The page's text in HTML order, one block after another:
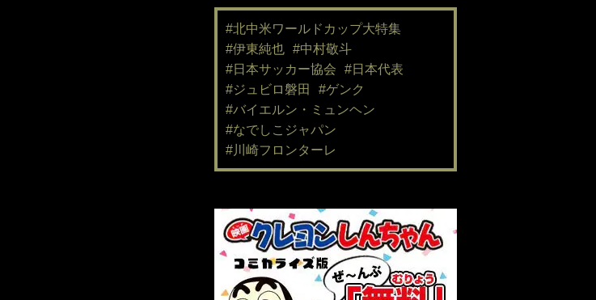
#北中米ワールドカップ大特集
#伊東純也 #中村敬斗
#日本サッカー協会
#日本代表
#ジュビロ磐田
#ゲンク
#バイエルン・ミュンヘン
#なでしこジャパン
#川崎フロンターレ